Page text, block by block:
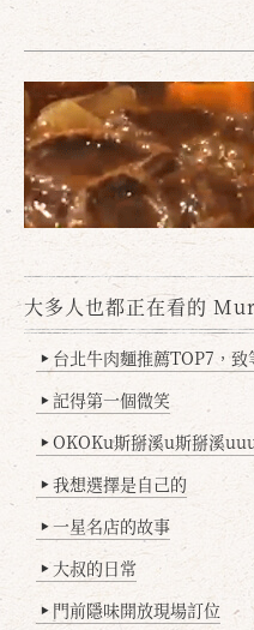
大多人也都正在看的
▶ 台北牛肉麵推薦TOP7，致等
▶ 記得第一個微笑
▶ OKOKu斯掰溪u斯掰溪
▶ 我想選擇是自己的
▶ 一星名店的故事
▶ 大叔的日常
▶ 門前隱味開放現場訂位
確定